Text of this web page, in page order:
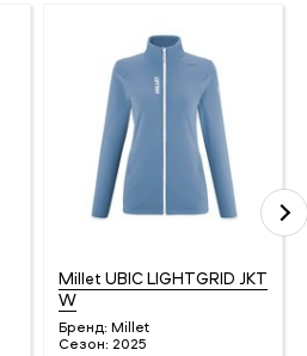
Millet UBIC LIGHTGRID JKT
W
Бренд: Millet
Сезон: 2025